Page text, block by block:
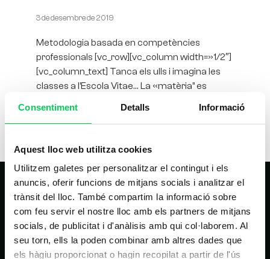
Consentiment Detalls Informació
Aquest lloc web utilitza cookies
Utilitzem galetes per personalitzar el contingut i els
anuncis, oferir funcions de mitjans socials i analitzar el
trànsit del lloc. També compartim la informació sobre
com feu servir el nostre lloc amb els partners de mitjans
socials, de publicitat i d'anàlisis amb qui col·laborem. Al
seu torn, ells la poden combinar amb altres dades que
els hàgiu proporcionat o hagin recopilat a partir de l'ús
3 de desembre de 2019
Metodologia basada en competències
professionals [vc_row][vc_column width=»1/2″]
[vc_column_text] Tanca els ulls i imagina les
classes a l’Escola Vitae… La «matèria” es